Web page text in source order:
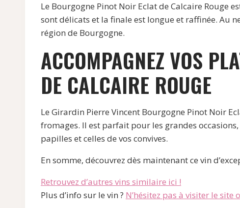
Le Bourgogne Pinot Noir Eclat de Calcaire Rouge
sont délicats et la finale est longue et raffinée. Au
région de Bourgogne.
ACCOMPAGNEZ VOS
DE CALCAIRE ROUGE
Le Girardin Pierre Vincent Bourgogne Pinot Noir
fromages. Il est parfait pour les grandes
papilles et celles de vos convives.
En somme, découvrez dès maintenant ce vin
Retrouvez d’autres vins similaire ici !
Plus d’info sur le vin ? N’hésitez pas à visiter le site